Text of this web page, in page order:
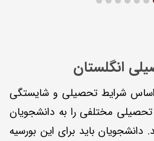
انگلستان
اساس شرایط تحصیلی و شایستگی
مختلفی را به دانشجویان
دانشجویان باید برای این بورسیه